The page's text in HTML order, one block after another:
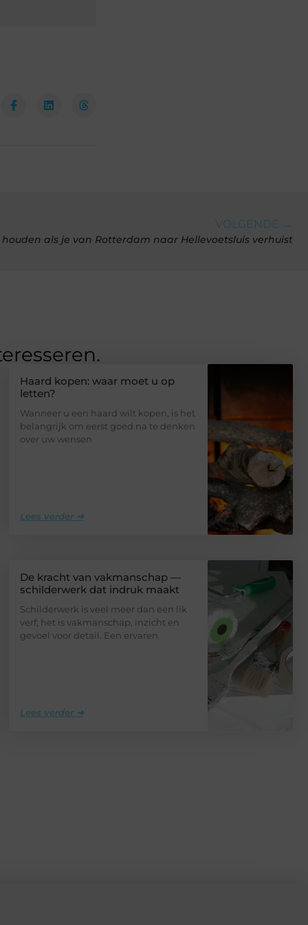
VOLGENDE →
als je van Rotterdam naar Hellevoetsluis verhuist
Haard kopen: waar moet u op
letten?
Wanneer u een haard wilt kopen, is het
belangrijk om eerst goed na te denken
over uw wensen
Lees verder ➜
De kracht van vakmanschap —
schilderwerk dat indruk maakt
Schilderwerk is veel meer dan een lik
verf; het is vakmanschap, inzicht en
gevoel voor detail. Een ervaren
Lees verder ➜